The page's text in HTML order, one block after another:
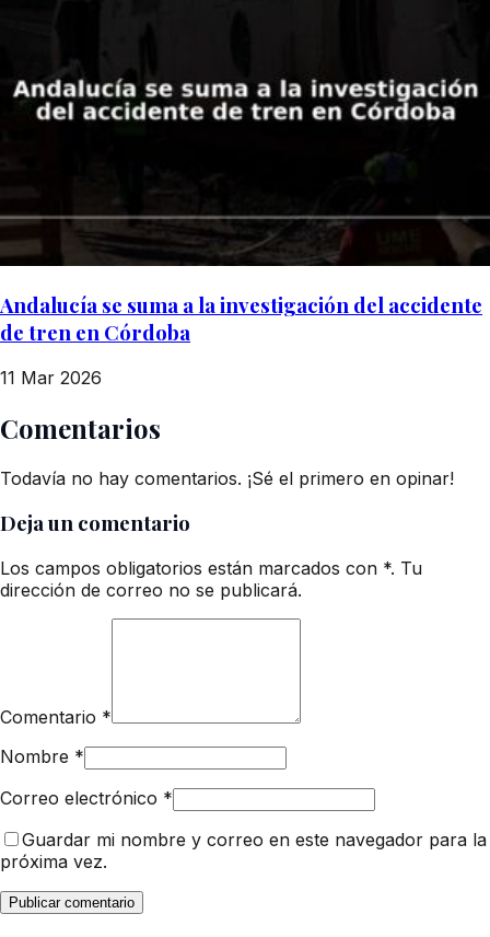
Andalucía se suma a la investigación del accidente
de tren en Córdoba
11 Mar 2026
Comentarios
Todavía no hay comentarios. ¡Sé el primero en opinar!
Deja un comentario
Los campos obligatorios están marcados con *. Tu
dirección de correo no se publicará.
Comentario *
Nombre *
Correo electrónico *
Guardar mi nombre y correo en este navegador para la
próxima vez.